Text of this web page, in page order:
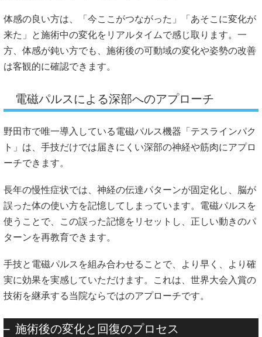
体感の良い方は、「今ここがつながった」「あそこに変化が
来た」と施術中の変化をリアルタイムで感じ取ります。一
方、体感が鈍い方でも、施術後の可動域の変化や姿勢の改善
は客観的に確認できます。
電磁パルスによる深部へのアプローチ
野田市で唯一導入している電磁パルス機器「テスラインパク
ト」は、手技だけでは届きにくい深部の神経や筋肉にアプロ
ーチできます。
長年の慢性症状では、神経の伝達パターンが固定化し、脳が
誤った体の使い方を記憶してしまっています。電磁パルスを
使うことで、この誤った記憶をリセットし、正しい動きのパ
ターンを再教育できます。
手技と電磁パルスを組み合わせることで、より早く、より確
実に効果を実感していただけます。これは、世界大会入賞の
技術を継承する当院ならではのアプローチです。
施術後の変化と回復のプロセス